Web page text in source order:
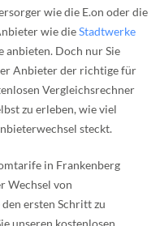
wie die E.on oder die
wie dieStadtwerke
anbieten. Doch nur Sie
Anbieter der richtige für
Vergleichsrechner
zu erleben, wie viel
steckt.
in Frankenberg
Wechsel von
ersten Schritt zu